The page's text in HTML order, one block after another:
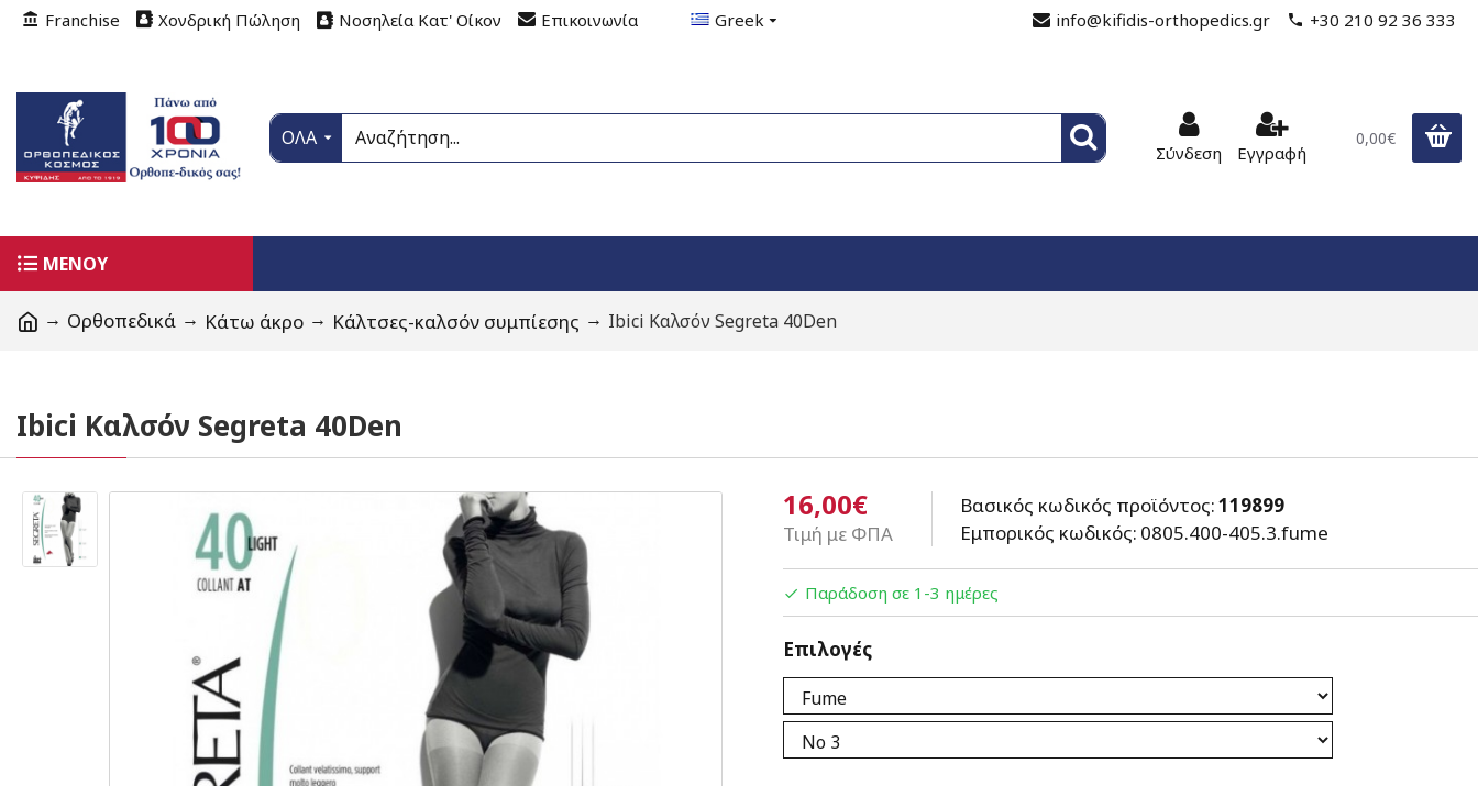
Franchise Χονδρική Πώληση Νοσηλεία Κατ' Οίκον Επικοινωνία Greek info@kifidis-orthopedics.gr +30 210 92 36 333
ΟΛΑ
Σύνδεση Εγγραφή
0,00€
ΜΕΝΟΥ
Ορθοπεδικά Κάτω άκρο Κάλτσες-καλσόν συμπίεσης Ibici Καλσόν Segreta 40Den
Ibici Καλσόν Segreta 40Den
16,00€
Τιμή με ΦΠΑ
Βασικός κωδικός προϊόντος:119899
Εμπορικός κωδικός: 0805.400-405.3.fume
Παράδοση σε 1-3 ημέρες
Επιλογές